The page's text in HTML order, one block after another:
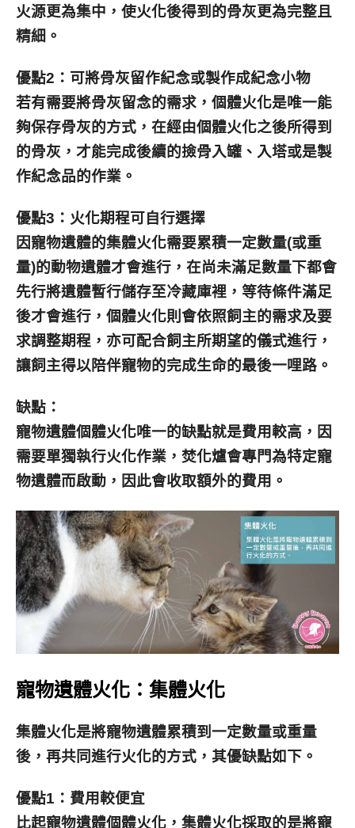
火源更為集中，使火化後得到的骨灰更為完整且
精細。
優點2：可將骨灰留作紀念或製作成紀念小物
若有需要將骨灰留念的需求，個體火化是唯一能
夠保存骨灰的方式，在經由個體火化之後所得到
的骨灰，才能完成後續的撿骨入罐、入塔或是製
作紀念品的作業。
優點3：火化期程可自行選擇
因寵物遺體的集體火化需要累積一定數量(或重
量)的動物遺體才會進行，在尚未滿足數量下都會
先行將遺體暫行儲存至冷藏庫裡，等待條件滿足
後才會進行，個體火化則會依照飼主的需求及要
求調整期程，亦可配合飼主所期望的儀式進行，
讓飼主得以陪伴寵物的完成生命的最後一哩路。
缺點：
寵物遺體個體火化唯一的缺點就是費用較高，因
需要單獨執行火化作業，焚化爐會專門為特定寵
物遺體而啟動，因此會收取額外的費用。
寵物遺體火化：集體火化
集體火化是將寵物遺體累積到一定數量或重量
後，再共同進行火化的方式，其優缺點如下。
優點1：費用較便宜
比起寵物遺體個體火化，集體火化採取的是將寵